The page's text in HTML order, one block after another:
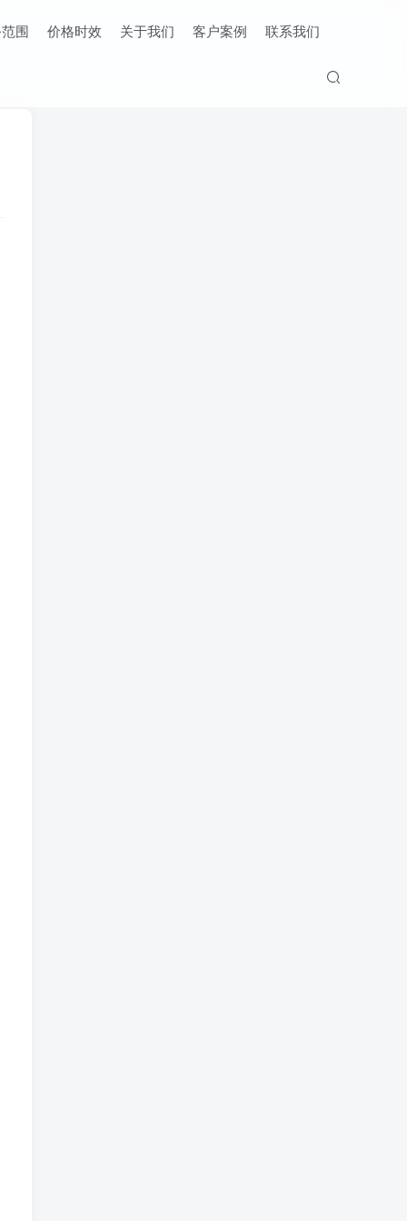
围 价格时效 关于我们 客户案例 联系我们